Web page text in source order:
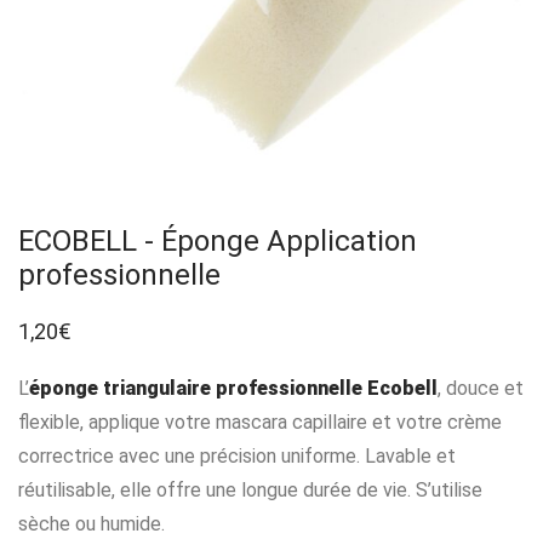
ECOBELL - Éponge Application
professionnelle
1,20€
L’éponge triangulaire professionnelle Ecobell , douce et
flexible, applique votre mascara capillaire et votre crème
correctrice avec une précision uniforme. Lavable et
réutilisable, elle offre une longue durée de vie. S’utilise
sèche ou humide.